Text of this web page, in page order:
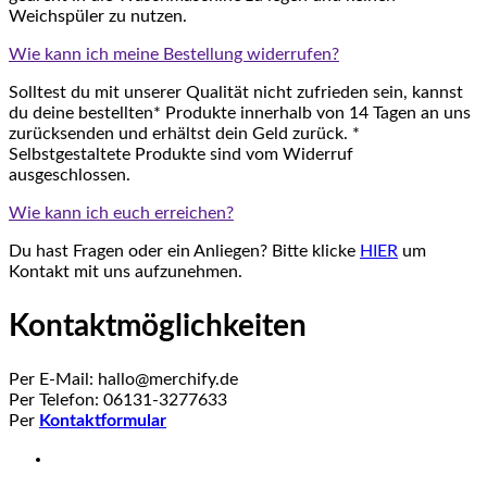
Weichspüler zu nutzen.
Wie kann ich meine Bestellung widerrufen?
Solltest du mit unserer Qualität nicht zufrieden sein, kannst
du deine bestellten* Produkte innerhalb von 14 Tagen an uns
zurücksenden und erhältst dein Geld zurück. *
Selbstgestaltete Produkte sind vom Widerruf
ausgeschlossen.
Wie kann ich euch erreichen?
Du hast Fragen oder ein Anliegen? Bitte klicke HIER um
Kontakt mit uns aufzunehmen.
Kontaktmöglichkeiten
Per E-Mail: hallo@merchify.de
Per Telefon: 06131-3277633
Per Kontaktformular